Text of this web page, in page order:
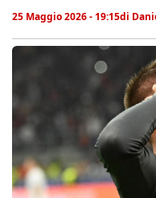
25 Maggio 2026 - 19:15di